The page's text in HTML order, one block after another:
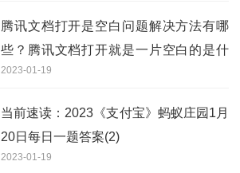
腾讯文档打开是空白问题解决方法有哪
些？腾讯文档打开就是一片空白的是什
么原因
2023-01-19
当前速读：2023《支付宝》蚂蚁庄园1月
20日每日一题答案(2)
2023-01-19